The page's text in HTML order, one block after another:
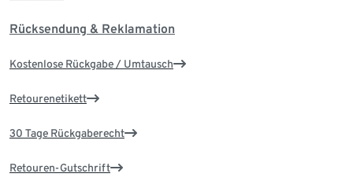
Rücksendung & Reklamation
Kostenlose Rückgabe / Umtausch
Retourenetikett
30 Tage Rückgaberecht
Retouren-Gutschrift